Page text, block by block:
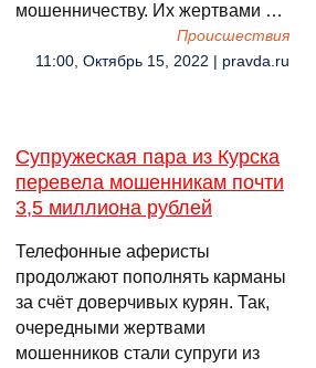
мошенничеству. Их жертвами …
Происшествия
11:00, Октябрь 15, 2022 | pravda.ru
Супружеская пара из Курска
перевела мошенникам почти
3,5 миллиона рублей
Телефонные аферисты
продолжают пополнять карманы
за счёт доверчивых курян. Так,
очередными жертвами
мошенников стали супруги из